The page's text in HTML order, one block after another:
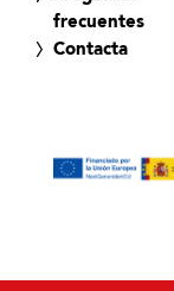
frecuentes
Contacta